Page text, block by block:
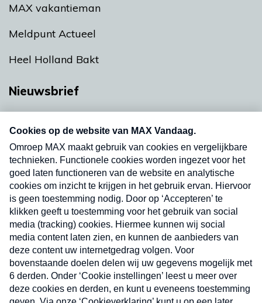
MAX vakantieman
Meldpunt Actueel
Heel Holland Bakt
Nieuwsbrief
nieuwsbrief. Elke vrijdag- en dinsdagochtend in
uw mailbox.
Verzend
Nieuwsbrief